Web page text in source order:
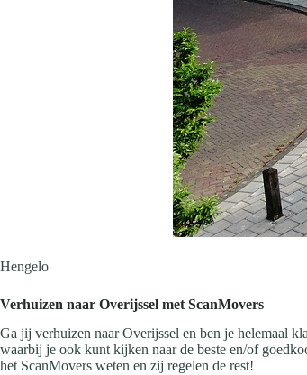
Hengelo
Verhuizen naar Overijssel met ScanMovers
Ga jij verhuizen naar Overijssel en ben je helemaal
waarbij je ook kunt kijken naar de beste en/of
het ScanMovers weten en zij regelen de rest!